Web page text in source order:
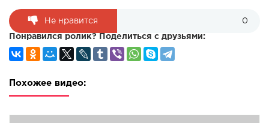
Не нравится 0
Понравился ролик? Поделиться с друзьями:
Похожее видео: